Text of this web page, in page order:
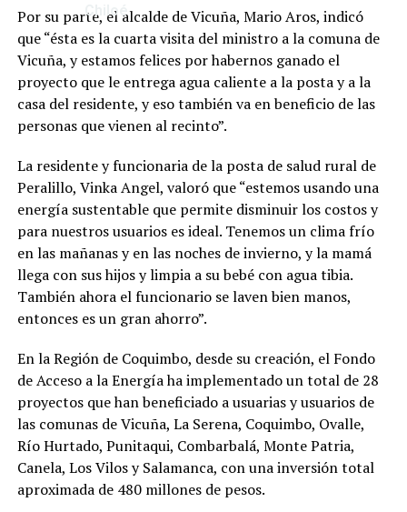
Chiloé
Por su parte, el alcalde de Vicuña, Mario Aros, indicó
que “ésta es la cuarta visita del ministro a la comuna de
Vicuña, y estamos felices por habernos ganado el
proyecto que le entrega agua caliente a la posta y a la
casa del residente, y eso también va en beneficio de las
personas que vienen al recinto”.
La residente y funcionaria de la posta de salud rural de
Peralillo, Vinka Angel, valoró que “estemos usando una
energía sustentable que permite disminuir los costos y
para nuestros usuarios es ideal. Tenemos un clima frío
en las mañanas y en las noches de invierno, y la mamá
llega con sus hijos y limpia a su bebé con agua tibia.
También ahora el funcionario se laven bien manos,
entonces es un gran ahorro”.
En la Región de Coquimbo, desde su creación, el Fondo
de Acceso a la Energía ha implementado un total de 28
proyectos que han beneficiado a usuarias y usuarios de
las comunas de Vicuña, La Serena, Coquimbo, Ovalle,
Río Hurtado, Punitaqui, Combarbalá, Monte Patria,
Canela, Los Vilos y Salamanca, con una inversión total
aproximada de 480 millones de pesos.